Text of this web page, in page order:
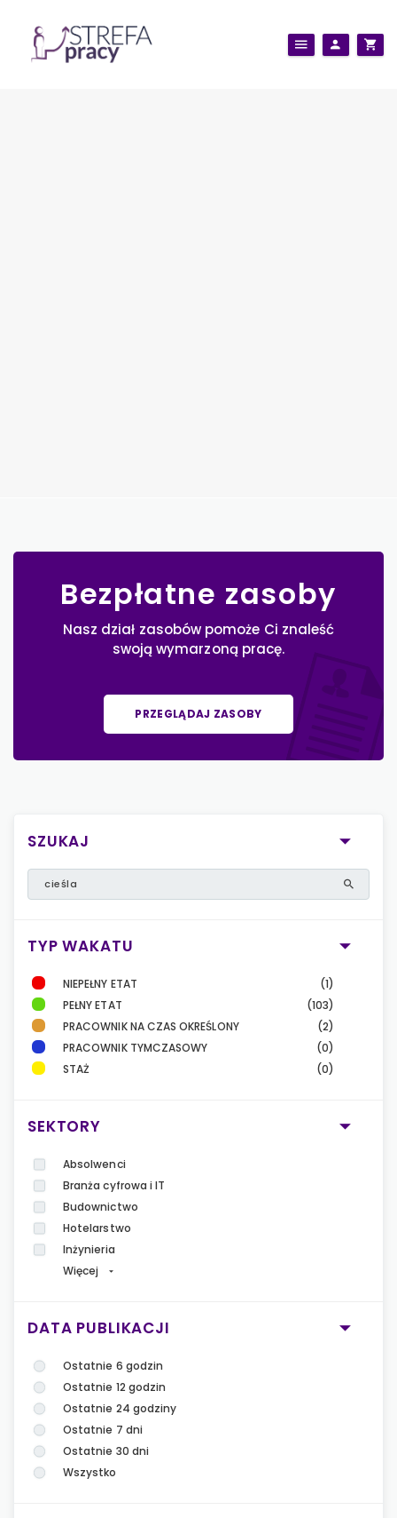
Bezpłatne zasoby
Nasz dział zasobów pomoże Ci znaleść
swoją wymarzoną pracę.
PRZEGLĄDAJ ZASOBY
SZUKAJ
TYP WAKATU
NIEPEŁNY ETAT
(1)
PEŁNY ETAT
(103)
PRACOWNIK NA CZAS OKREŚLONY
(2)
PRACOWNIK TYMCZASOWY
(0)
STAŻ
(0)
SEKTORY
Absolwenci
Branża cyfrowa i IT
Budownictwo
Hotelarstwo
Inżynieria
Więcej
DATA PUBLIKACJI
Ostatnie 6 godzin
Ostatnie 12 godzin
Ostatnie 24 godziny
Ostatnie 7 dni
Ostatnie 30 dni
Wszystko